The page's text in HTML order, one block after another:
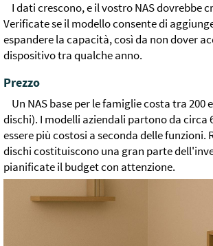
I dati crescono, e il vostro NAS dovrebbe
Verificate se il modello consente di
espandere la capacità, così da non dover
dispositivo tra qualche anno.
Prezzo
Un NAS base per le famiglie costa tra 200
dischi). I modelli aziendali partono da circa
essere più costosi a seconda delle funzioni.
dischi costituiscono una gran parte
pianificate il budget con attenzione.